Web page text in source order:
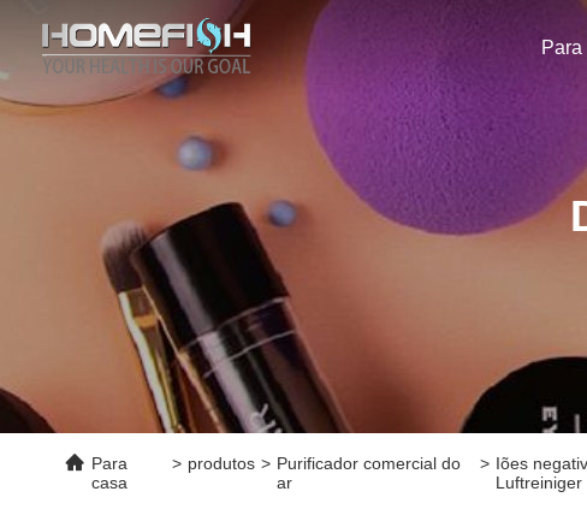
Para
Para
casa
> produtos > Purificador comercial do
ar
> Iões
Luftreiniger